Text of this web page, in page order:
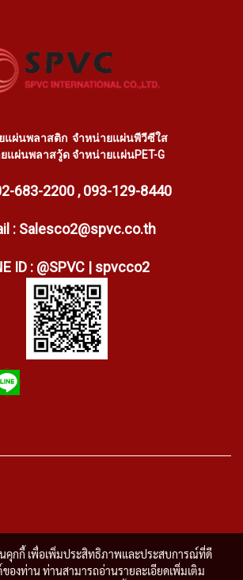
แผ่นพลาสติก จำหน่ายแผ่นพีวีซีใส
แผ่นพลาสวู้ดจำหน่ายเเผ่นPET-G
683-2200 , 093-129-8440
: Salesco2@spvc.co.th
ID : @SPVC | spvcco2
นคุกกี้ เพื่อเพิ่มประสิทธิภาพและประสบการณ์ที่ดี
ของท่าน ท่านสามารถอ่านรายละเอียดเพิ่มเติม